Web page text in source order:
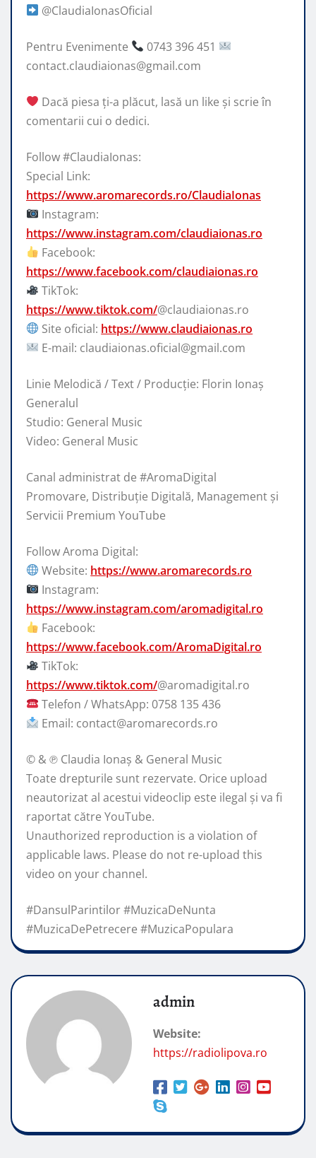
@ClaudiaIonasOficial
Pentru Evenimente
0743 396 451
contact.claudiaionas@gmail.com
Dacă piesa ți-a plăcut, lasă un like și scrie în
comentarii cui o dedici.
Follow #ClaudiaIonas:
Special Link:
https://www.aromarecords.ro/ClaudiaIonas
Instagram:
https://www.instagram.com/claudiaionas.ro
Facebook:
https://www.facebook.com/claudiaionas.ro
TikTok:
https://www.tiktok.com/@claudiaionas.ro
Site oficial: https://www.claudiaionas.ro
E-mail: claudiaionas.oficial@gmail.com
Linie Melodică / Text / Producție: Florin Ionaș
Generalul
Studio: General Music
Video: General Music
Canal administrat de #AromaDigital
Promovare, Distribuție Digitală, Management și
Servicii Premium YouTube
Follow Aroma Digital:
Website: https://www.aromarecords.ro
Instagram:
https://www.instagram.com/aromadigital.ro
Facebook:
https://www.facebook.com/AromaDigital.ro
TikTok:
https://www.tiktok.com/@aromadigital.ro
Telefon / WhatsApp: 0758 135 436
Email: contact@aromarecords.ro
© & ℗ Claudia Ionaș & General Music
Toate drepturile sunt rezervate. Orice upload
neautorizat al acestui videoclip este ilegal și va fi
raportat către YouTube.
Unauthorized reproduction is a violation of
applicable laws. Please do not re-upload this
video on your channel.
#DansulParintilor #MuzicaDeNunta
#MuzicaDePetrecere #MuzicaPopulara
admin
Website:
https://radiolipova.ro